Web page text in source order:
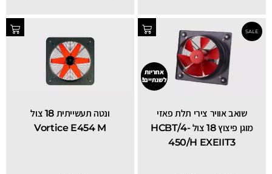
שואב אוויר צירי תלת פאזי
מוגן פיצוץ 18 צול HCBT/4-
450/H EXEIIT3
אחריות
לשנתיים!
ונטה תעשייתית 18 צול
Vortice E454 M